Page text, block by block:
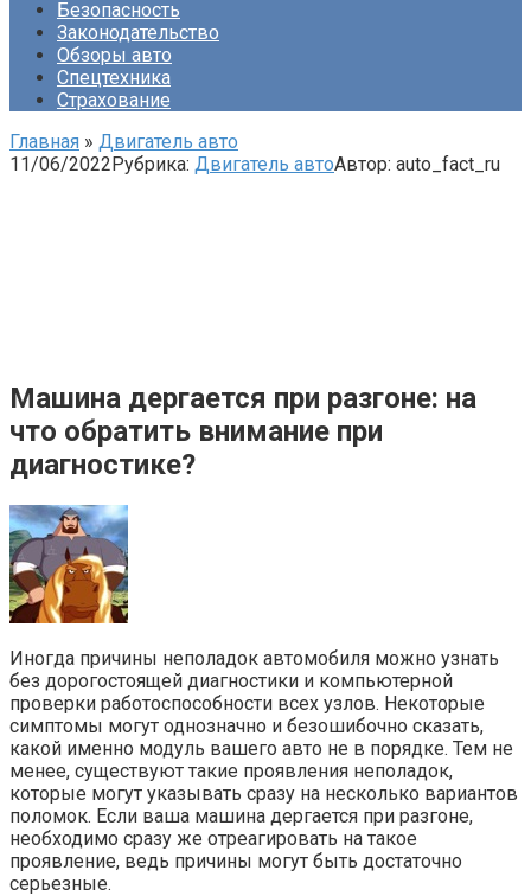
Безопасность
Законодательство
Обзоры авто
Спецтехника
Страхование
Главная » Двигатель авто
11/06/2022Рубрика: Двигатель автоАвтор: auto_fact_ru
Машина дергается при разгоне: на
что обратить внимание при
диагностике?
Иногда причины неполадок автомобиля можно узнать
без дорогостоящей диагностики и компьютерной
проверки работоспособности всех узлов. Некоторые
симптомы могут однозначно и безошибочно сказать,
какой именно модуль вашего авто не в порядке. Тем не
менее, существуют такие проявления неполадок,
которые могут указывать сразу на несколько вариантов
поломок. Если ваша машина дергается при разгоне,
необходимо сразу же отреагировать на такое
проявление, ведь причины могут быть достаточно
серьезные.